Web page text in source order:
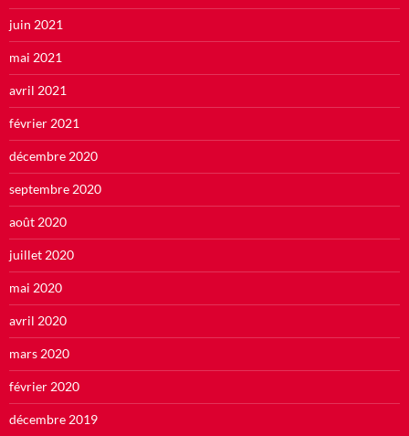
juin 2021
mai 2021
avril 2021
février 2021
décembre 2020
septembre 2020
août 2020
juillet 2020
mai 2020
avril 2020
mars 2020
février 2020
décembre 2019